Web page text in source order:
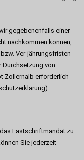
gegebenenfalls einer
nachkommen können,
Ver-jährungsfristen
Durchsetzung von
Zollernalb erforderlich
Lastschriftmandat zu
Sie jederzeit